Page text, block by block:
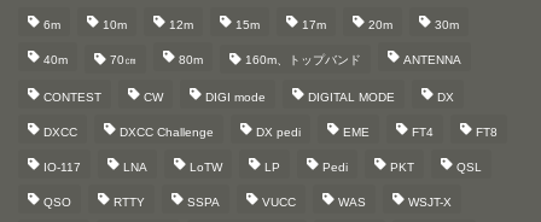
6m 10m 12m 15m 17m 20m 30m
40m 70㎝ 80m 160m、トップバンド ANTENNA
CONTEST CW DIGI mode DIGITAL MODE DX
DXCC DXCC Challenge DX pedi EME FT4 FT8
IO-117 LNA LoTW LP Pedi PKT QSL
QSO RTTY SSPA VUCC WAS WSJT-X